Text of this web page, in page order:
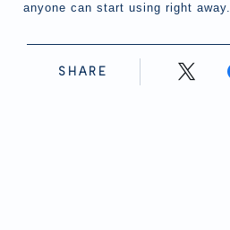
anyone can start using right away.
SHARE